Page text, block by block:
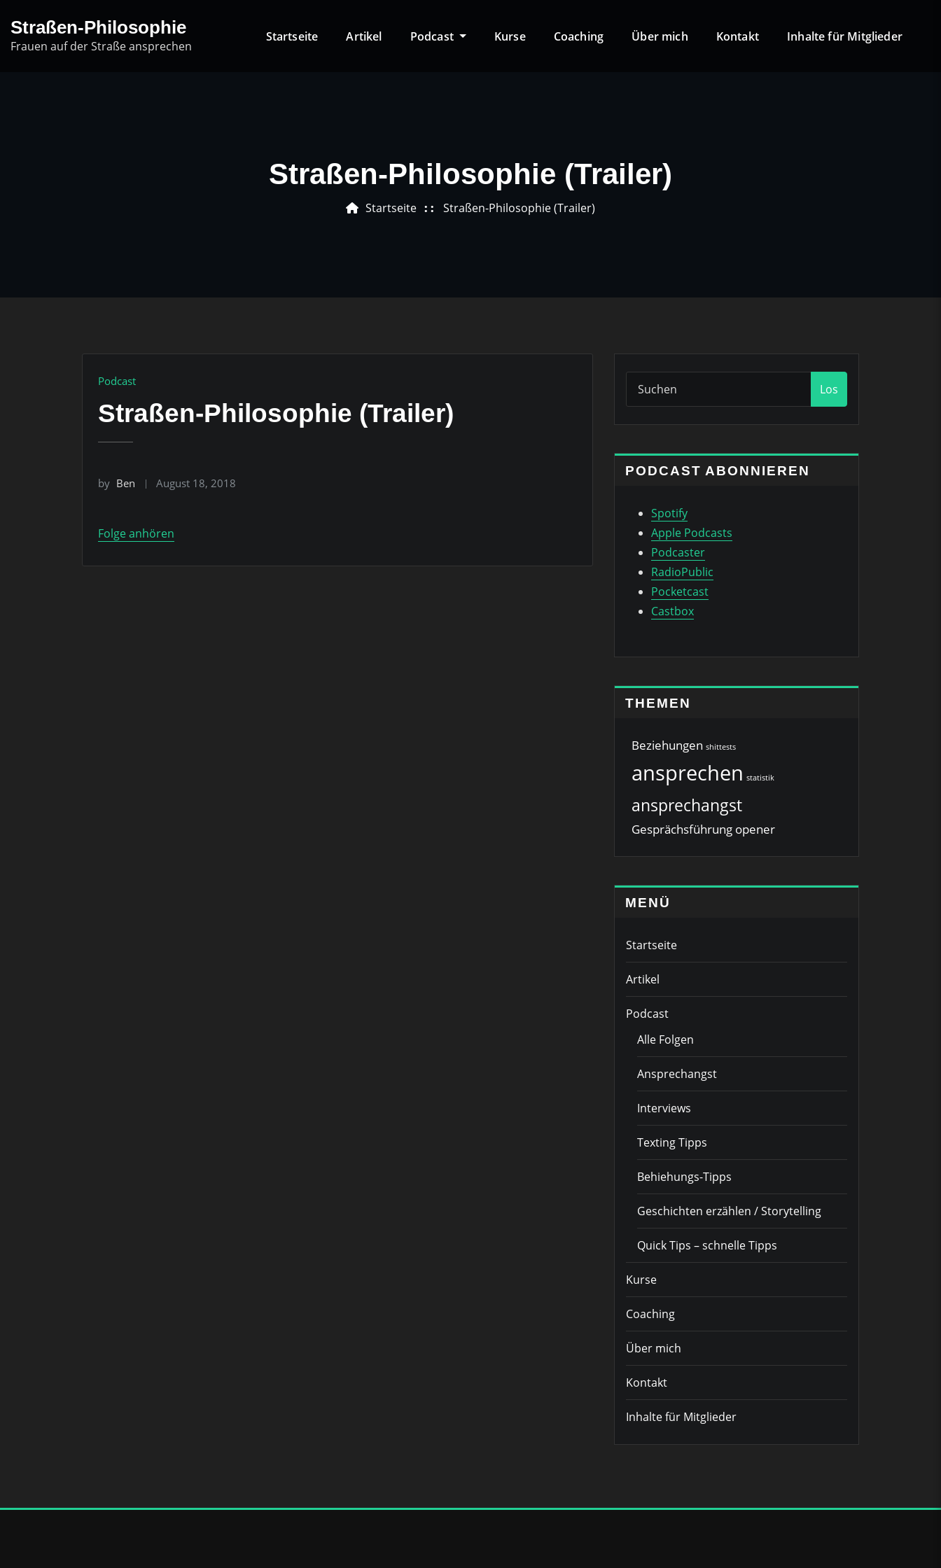
content
Straßen-Philosophie
Frauen auf der Straße ansprechen
Startseite Artikel Podcast Kurse Coaching Über mich Kontakt Inhalte für Mitglieder
Straßen-Philosophie (Trailer)
Startseite Straßen-Philosophie (Trailer)
Podcast
Straßen-Philosophie (Trailer)
by Ben August 18, 2018
Folge anhören
Los
PODCAST ABONNIEREN
Spotify
Apple Podcasts
Podcaster
RadioPublic
Pocketcast
Castbox
THEMEN
Beziehungen shittests
ansprechen statistik
ansprechangst
Gesprächsführung opener
MENÜ
Startseite
Artikel
Podcast
Alle Folgen
Ansprechangst
Interviews
Texting Tipps
Behiehungs-Tipps
Geschichten erzählen / Storytelling
Quick Tips – schnelle Tipps
Kurse
Coaching
Über mich
Kontakt
Inhalte für Mitglieder